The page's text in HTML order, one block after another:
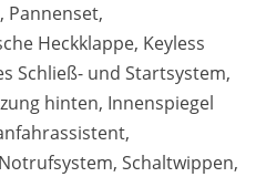
Pannenset,
Heckklappe, Keyless
Schließ- und Startsystem,
hinten, Innenspiegel
Schaltwippen,